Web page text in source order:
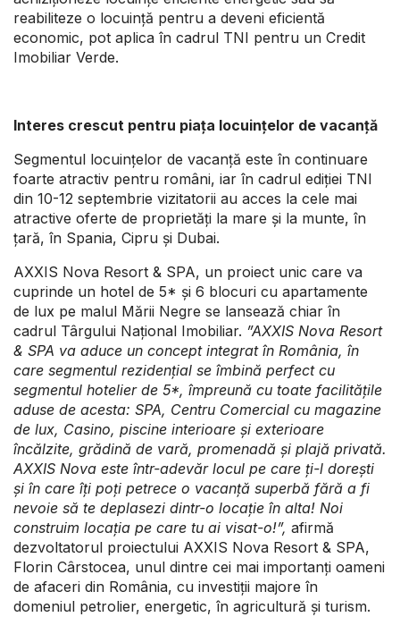
reabiliteze o locuință pentru a deveni eficientă
economic, pot aplica în cadrul TNI pentru un Credit
Imobiliar Verde.
Interes crescut pentru piața locuințelor de vacanță
Segmentul locuințelor de vacanță este în continuare
foarte atractiv pentru români, iar în cadrul ediției TNI
din 10-12 septembrie vizitatorii au acces la cele mai
atractive oferte de proprietăți la mare și la munte, în
țară, în Spania, Cipru și Dubai.
AXXIS Nova Resort & SPA, un proiect unic care va
cuprinde un hotel de 5* și 6 blocuri cu apartamente
de lux pe malul Mării Negre se lansează chiar în
cadrul Târgului Național Imobiliar. ”AXXIS Nova Resort
& SPA va aduce un concept integrat în România, în
care segmentul rezidențial se îmbină perfect cu
segmentul hotelier de 5*, împreună cu toate facilitățile
aduse de acesta: SPA, Centru Comercial cu magazine
de lux, Casino, piscine interioare și exterioare
încălzite, grădină de vară, promenadă și plajă privată.
AXXIS Nova este într-adevăr locul pe care ți-l dorești
și în care îți poți petrece o vacanță superbă fără a fi
nevoie să te deplasezi dintr-o locație în alta! Noi
construim locația pe care tu ai visat-o!”, afirmă
dezvoltatorul proiectului AXXIS Nova Resort & SPA,
Florin Cârstocea, unul dintre cei mai importanți oameni
de afaceri din România, cu investiții majore în
domeniul petrolier, energetic, în agricultură și turism.